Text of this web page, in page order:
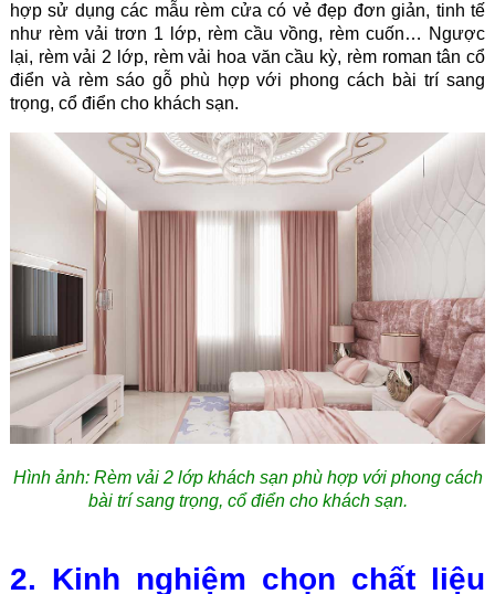
hợp sử dụng các mẫu rèm cửa có vẻ đẹp đơn giản, tinh tế
như rèm vải trơn 1 lớp, rèm cầu vồng, rèm cuốn… Ngược
lại, rèm vải 2 lớp, rèm vải hoa văn cầu kỳ, rèm roman tân cổ
điển và rèm sáo gỗ phù hợp với phong cách bài trí sang
trọng, cổ điển cho khách sạn.
Hình ảnh: Rèm vải 2 lớp khách sạn phù hợp với phong cách
bài trí sang trọng, cổ điển cho khách sạn.
2. Kinh nghiệm chọn chất liệu